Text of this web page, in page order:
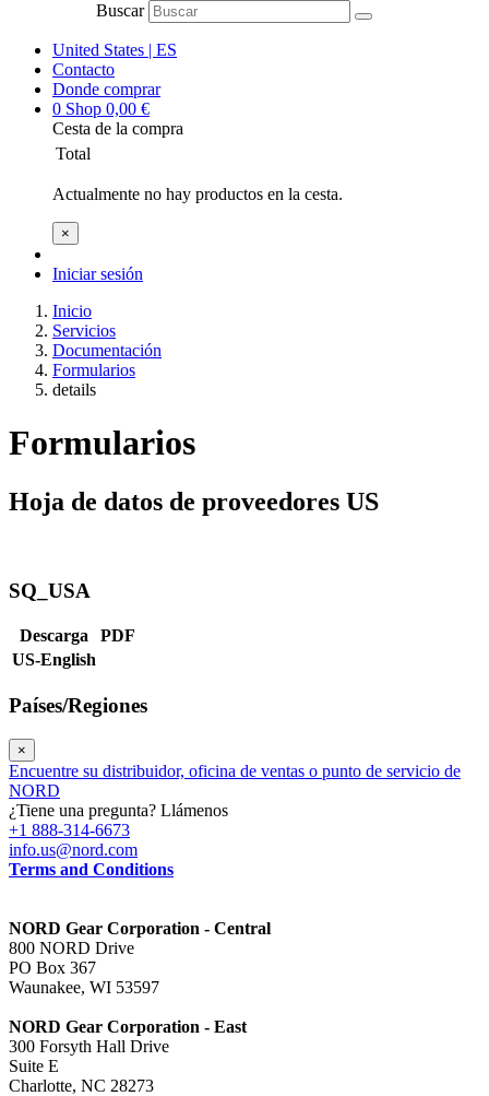
Buscar
United States | ES
Contacto
Donde comprar
0 Shop 0,00 €
Cesta de la compra
Total
Actualmente no hay productos en la cesta.
×
Iniciar sesión
Inicio
Servicios
Documentación
Formularios
details
Formularios
Hoja de datos de proveedores US
SQ_USA
Descarga
PDF
US-English
Países/Regiones
×
Encuentre su distribuidor, oficina de ventas o punto de servicio de
NORD
¿Tiene una pregunta? Llámenos
+1 888-314-6673
info.us@nord.com
Terms and Conditions
NORD Gear Corporation - Central
800 NORD Drive
PO Box 367
Waunakee, WI 53597
NORD Gear Corporation - East
300 Forsyth Hall Drive
Suite E
Charlotte, NC 28273